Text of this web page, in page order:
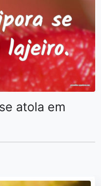
atola em